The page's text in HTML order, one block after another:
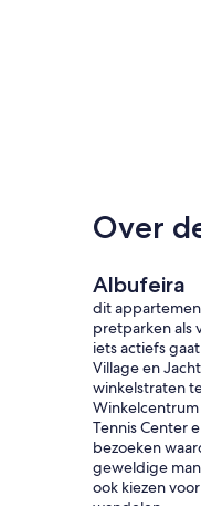
Over
Albufeira
dit
pretparken als
iets actiefs
Village en
winkelstraten
Tennis Center
bezoeken
geweldige
ook kiezen